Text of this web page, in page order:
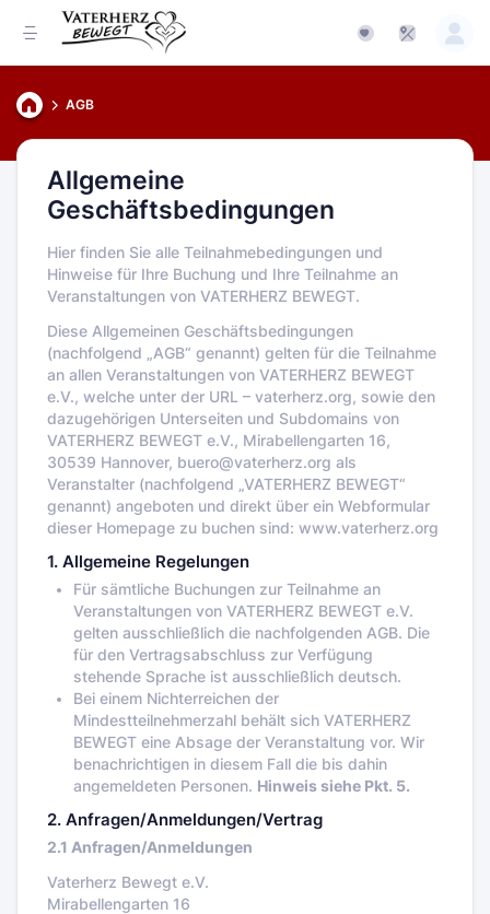
AGB
Allgemeine
Geschäftsbedingungen
Hier finden Sie alle Teilnahmebedingungen und
Hinweise für Ihre Buchung und Ihre Teilnahme an
Veranstaltungen von VATERHERZ BEWEGT.
Diese Allgemeinen Geschäftsbedingungen
(nachfolgend „AGB“ genannt) gelten für die Teilnahme
an allen Veranstaltungen von VATERHERZ BEWEGT
e.V., welche unter der URL – vaterherz.org, sowie den
dazugehörigen Unterseiten und Subdomains von
VATERHERZ BEWEGT e.V., Mirabellengarten 16,
30539 Hannover, buero@vaterherz.org als
Veranstalter (nachfolgend „VATERHERZ BEWEGT“
genannt) angeboten und direkt über ein Webformular
dieser Homepage zu buchen sind: www.vaterherz.org
1. Allgemeine Regelungen
Für sämtliche Buchungen zur Teilnahme an
Veranstaltungen von VATERHERZ BEWEGT e.V.
gelten ausschließlich die nachfolgenden AGB. Die
für den Vertragsabschluss zur Verfügung
stehende Sprache ist ausschließlich deutsch.
Bei einem Nichterreichen der
Mindestteilnehmerzahl behält sich VATERHERZ
BEWEGT eine Absage der Veranstaltung vor. Wir
benachrichtigen in diesem Fall die bis dahin
angemeldeten Personen. Hinweis siehe Pkt. 5.
2. Anfragen/Anmeldungen/Vertrag
2.1 Anfragen/Anmeldungen
Vaterherz Bewegt e.V.
Mirabellengarten 16